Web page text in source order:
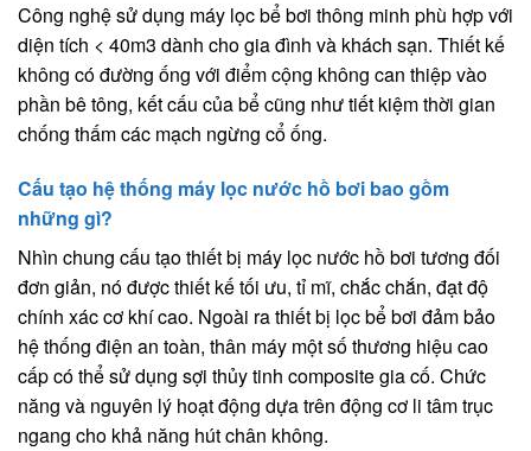
Công nghệ sử dụng máy lọc bể bơi thông minh phù hợp với
diện tích < 40m3 dành cho gia đình và khách sạn. Thiết kế
không có đường ống với điểm cộng không can thiệp vào
phần bê tông, kết cấu của bể cũng như tiết kiệm thời gian
chống thấm các mạch ngừng cổ ống.
Cấu tạo hệ thống máy lọc nước hồ bơi bao gồm
những gì?
Nhìn chung cấu tạo thiết bị máy lọc nước hồ bơi tương đối
đơn giản, nó được thiết kế tối ưu, tỉ mĩ, chắc chắn, đạt độ
chính xác cơ khí cao. Ngoài ra thiết bị lọc bể bơi đảm bảo
hệ thống điện an toàn, thân máy một số thương hiệu cao
cấp có thể sử dụng sợi thủy tinh composite gia cố. Chức
năng và nguyên lý hoạt động dựa trên động cơ li tâm trục
ngang cho khả năng hút chân không.